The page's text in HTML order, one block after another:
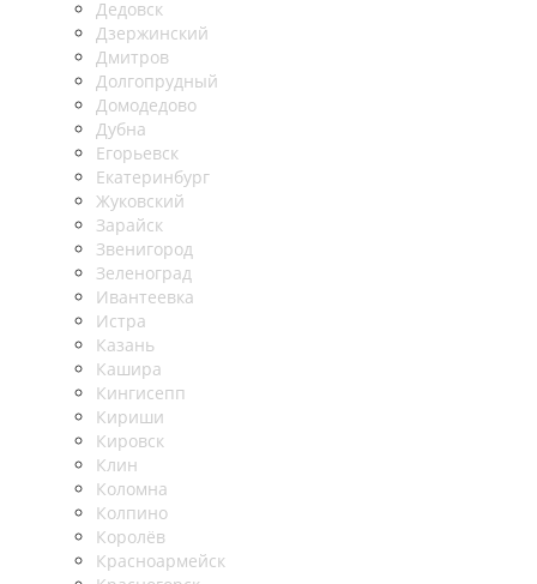
Дедовск
Дзержинский
Дмитров
Долгопрудный
Домодедово
Дубна
Егорьевск
Екатеринбург
Жуковский
Зарайск
Звенигород
Зеленоград
Ивантеевка
Истра
Казань
Кашира
Кингисепп
Кириши
Кировск
Клин
Коломна
Колпино
Королёв
Красноармейск